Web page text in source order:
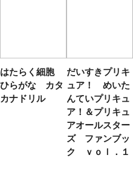
はたらく細胞
ひらがな カタ
カナドリル
だいすきプリキ
ュア！ めいた
んていプリキュ
ア！＆プリキュ
アオールスター
ズ ファンブッ
ク ｖｏｌ．１